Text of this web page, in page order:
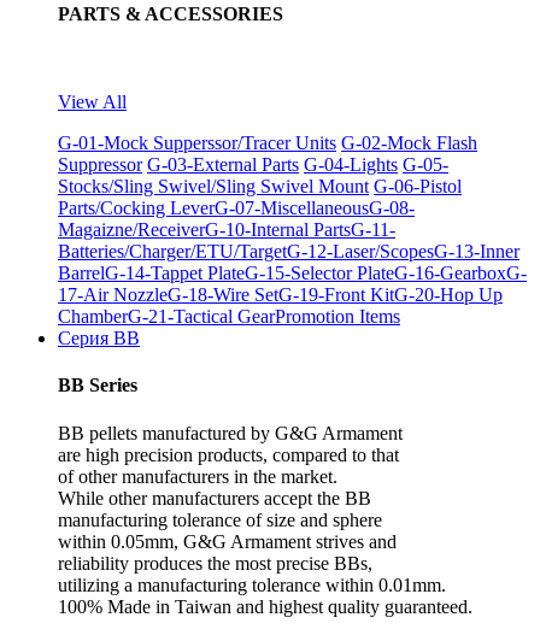
PARTS & ACCESSORIES
View All
G-01-Mock Supperssor/Tracer Units G-02-Mock Flash
Suppressor G-03-External Parts G-04-Lights G-05-
Stocks/Sling Swivel/Sling Swivel Mount G-06-Pistol
Parts/Cocking LeverG-07-MiscellaneousG-08-
Magaizne/ReceiverG-10-Internal PartsG-11-
Batteries/Charger/ETU/TargetG-12-Laser/ScopesG-13-Inner
BarrelG-14-Tappet PlateG-15-Selector PlateG-16-GearboxG-
17-Air NozzleG-18-Wire SetG-19-Front KitG-20-Hop Up
ChamberG-21-Tactical GearPromotion Items
Серия BB
BB Series
BB pellets manufactured by G&G Armament
are high precision products, compared to that
of other manufacturers in the market.
While other manufacturers accept the BB
manufacturing tolerance of size and sphere
within 0.05mm, G&G Armament strives and
reliability produces the most precise BBs,
utilizing a manufacturing tolerance within 0.01mm.
100% Made in Taiwan and highest quality guaranteed.